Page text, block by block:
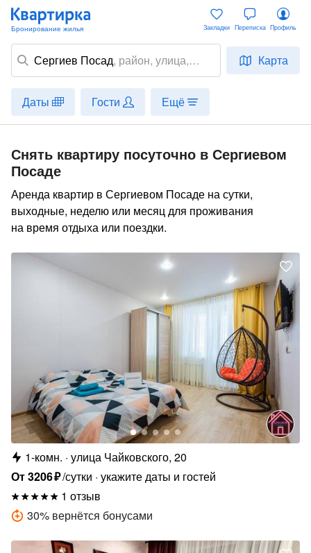
Сергиев Посад, район, улица,
место
Карта
Закладки Переписка Профиль
Даты Гости Ещё
Снять квартиру посуточно в Сергиевом
Посаде
Аренда квартир в Сергиевом Посаде на сутки,
выходные, неделю или месяц для проживания
на время отдыха или поездки.
1-комн. улица Чайковского, 20
От3206₽/сутки укажите даты и гостей
1 отзыв
30% вернётся бонусами